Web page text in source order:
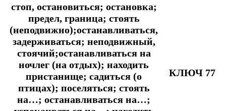
стоп, остановиться; остановка;
предел, граница; стоять
(неподвижно);останавливаться,
задерживаться; неподвижный,
стоячий;останавливаться на
ночлег (на отдых); находить
пристанище; садиться (о
птицах); поселяться; стоять
на…; останавливаться на…;
КЛЮЧ 77